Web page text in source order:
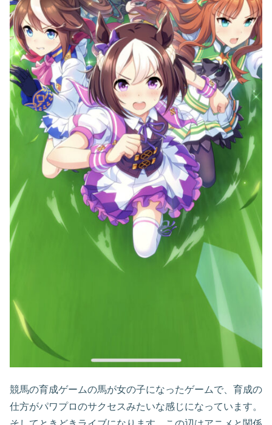
競馬の育成ゲームの馬が女の子になったゲームで、育成の
仕方がパワプロのサクセスみたいな感じになっています。